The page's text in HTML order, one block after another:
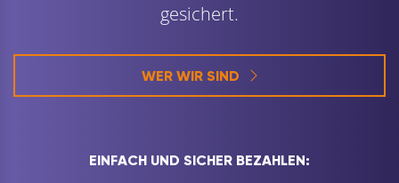
gesichert.
WER WIR SIND
EINFACH UND SICHER BEZAHLEN: